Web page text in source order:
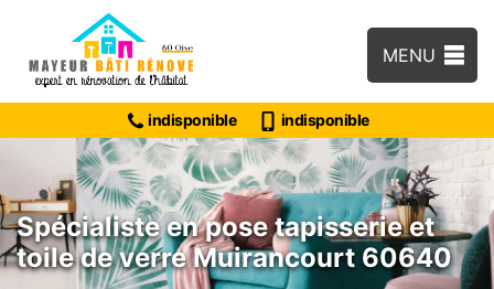
MENU
indisponible indisponible
Spécialiste en pose tapisserie et
toile de verre Muirancourt 60640